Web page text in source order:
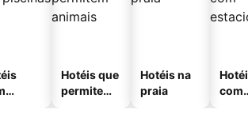
Hotéis que
permitem
Hotéis na
praia
com